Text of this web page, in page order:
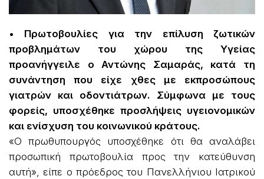
• Πρωτοβουλίες για την επίλυση ζωτικών
προβλημάτων του χώρου της Υγείας
προανήγγειλε ο Αντώνης Σαμαράς, κατά τη
συνάντηση που είχε χθες με εκπροσώπους
γιατρών και οδοντιάτρων. Σύμφωνα με τους
φορείς, υποσχέθηκε προσλήψεις υγειονομικών
και ενίσχυση του κοινωνικού κράτους.
«Ο πρωθυπουργός υποσχέθηκε ότι θα αναλάβει
προσωπική πρωτοβουλία προς την κατεύθυνση
αυτή», είπε ο πρόεδρος του Πανελλήνιου Ιατρικού